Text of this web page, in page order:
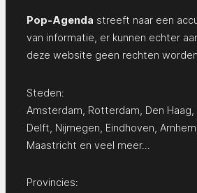
Pop-Agenda streeft naar een
van informatie, er kunnen echter
deze website geen rechten
Steden:
Amsterdam Rotterdam Den Haag
Delft Nijmegen Eindhoven Arnhem
Maastricht en veel meer…
Provincies: